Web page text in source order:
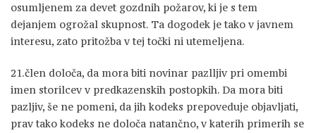
osumljenem za devet gozdnih požarov, ki je s tem
dejanjem ogrožal skupnost. Ta dogodek je tako v javnem
interesu, zato pritožba v tej točki ni utemeljena.
21.člen določa, da mora biti novinar pazlljiv pri omembi
imen storilcev v predkazenskih postopkih. Da mora biti
pazljiv, še ne pomeni, da jih kodeks prepoveduje objavljati,
prav tako kodeks ne določa natančno, v katerih primerih se